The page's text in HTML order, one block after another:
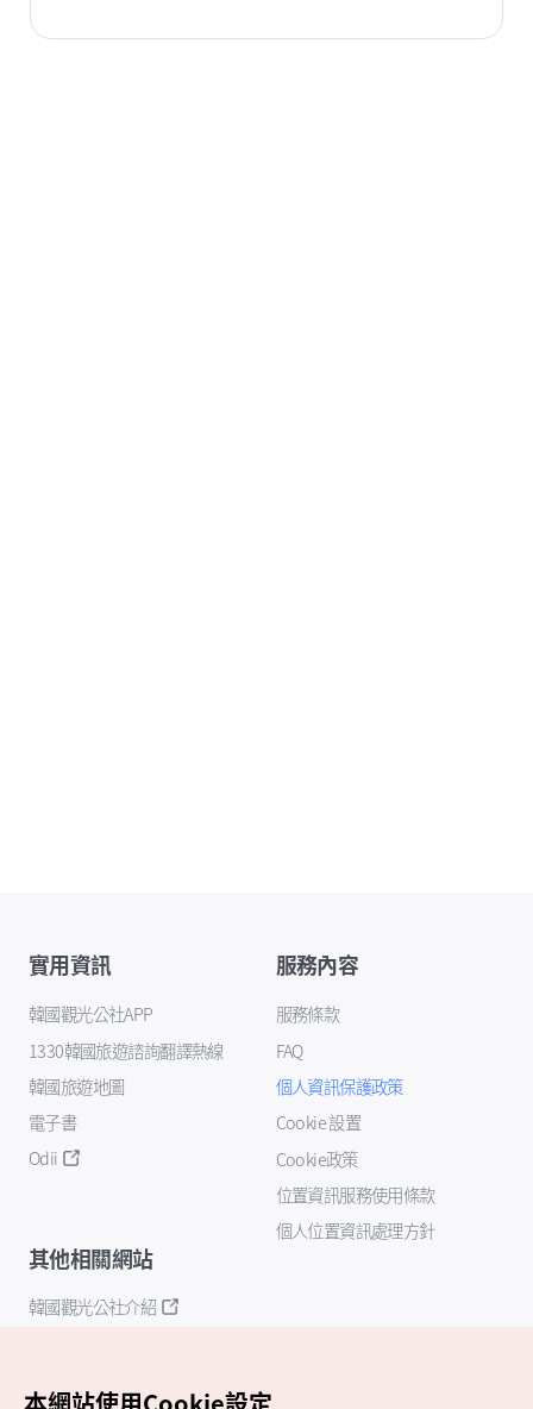
實用資訊
韓國觀光公社APP
1330韓國旅遊諮詢翻譯熱線
韓國旅遊地圖
電子書
Odii
服務內容
服務條款
FAQ
個人資訊保護政策
Cookie 設置
Cookie政策
位置資訊服務使用條款
個人位置資訊處理方針
其他相關網站
韓國觀光公社介紹